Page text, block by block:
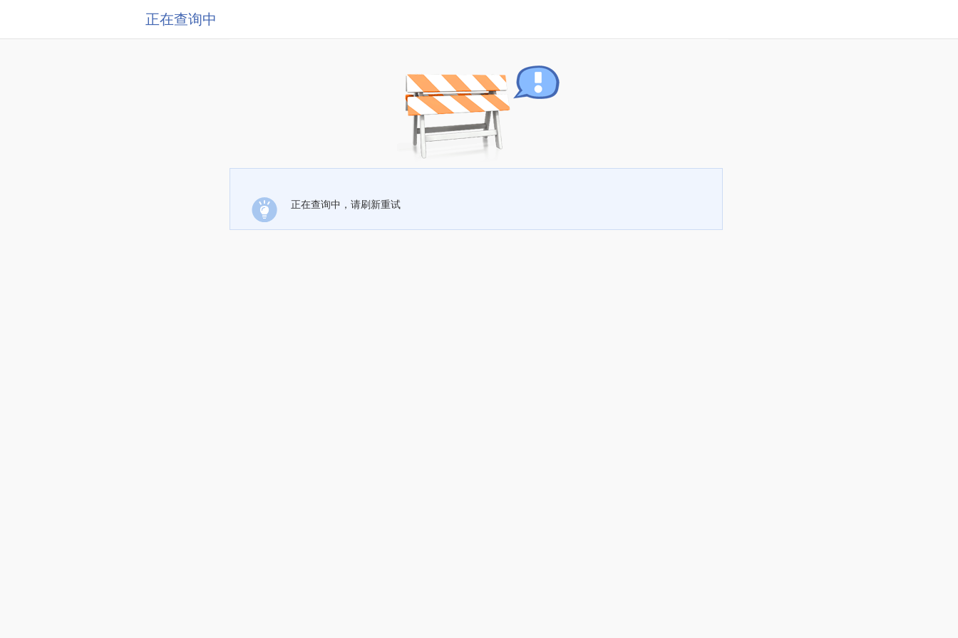
正在查询中
正在查询中，请刷新重试